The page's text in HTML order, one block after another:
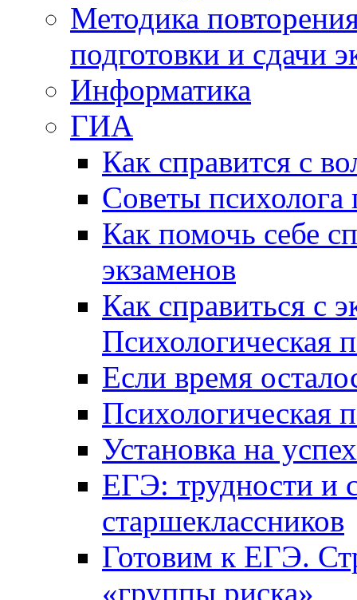
Методика
подготовки и сдачи
Информатика
ГИА
Как справится с
Советы
Как помочь себе
экзаменов
Как справиться с
Психологическая
Если время
Психологическая
Установка на успех
ЕГЭ: трудности и
старшеклассников
Готовим к ЕГЭ.
«группы риска»